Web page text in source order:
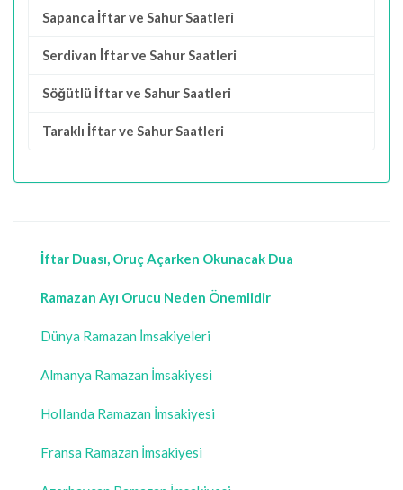
Sapanca İftar ve Sahur Saatleri
Serdivan İftar ve Sahur Saatleri
Söğütlü İftar ve Sahur Saatleri
Taraklı İftar ve Sahur Saatleri
İftar Duası, Oruç Açarken Okunacak Dua
Ramazan Ayı Orucu Neden Önemlidir
Dünya Ramazan İmsakiyeleri
Almanya Ramazan İmsakiyesi
Hollanda Ramazan İmsakiyesi
Fransa Ramazan İmsakiyesi